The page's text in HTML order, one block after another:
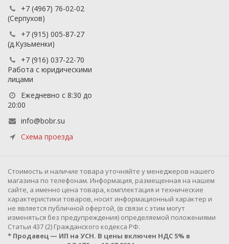
+7 (4967) 76-02-02
(Серпухов)
+7 (915) 005-87-27
(д.Кузьменки)
+7 (916) 037-22-70
Работа с юридическими
лицами
Ежедневно с 8:30 до
20:00
info@bobr.su
Схема проезда
Cтоимость и наличие товара уточняйте у менеджеров нашего
магазина по телефонам. Информация, размещенная на нашем
сайте, а именно цена товара, комплектация и технические
характеристики товаров, носит информационный характер и
не является публичной офертой, (в связи с этим могут
изменяться без предупреждения) определяемой положениями
Статьи 437 (2) Гражданского кодекса РФ.
* Продавец — ИП на УСН. В цены включен НДС 5% в